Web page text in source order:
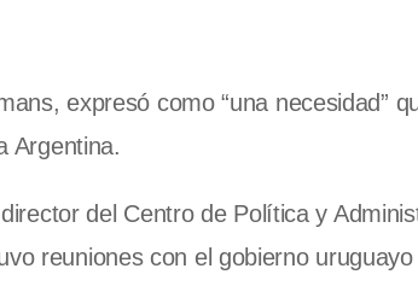
expresó como “una necesidad”
Argentina.
del Centro de Política y
reuniones con el gobierno